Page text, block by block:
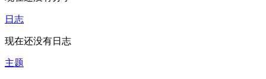
日志
现在还没有日志
主题